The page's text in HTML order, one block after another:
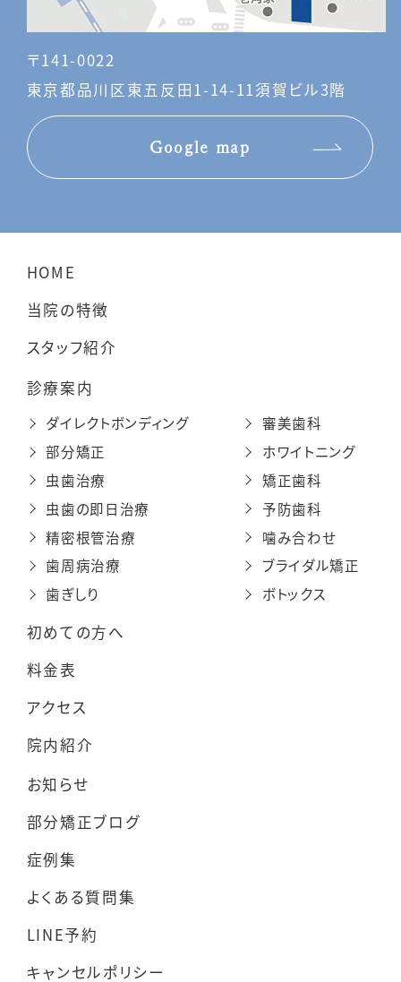
〒141-0022
東京都品川区東五反田1-14-11須賀ビル3階
Google map
HOME
当院の特徴
スタッフ紹介
診療案内
ダイレクトボンディング
部分矯正
虫歯治療
虫歯の即日治療
精密根管治療
歯周病治療
歯ぎしり
審美歯科
ホワイトニング
矯正歯科
予防歯科
噛み合わせ
ブライダル矯正
ボトックス
初めての方へ
料金表
アクセス
院内紹介
お知らせ
部分矯正ブログ
症例集
よくある質問集
LINE予約
キャンセルポリシー